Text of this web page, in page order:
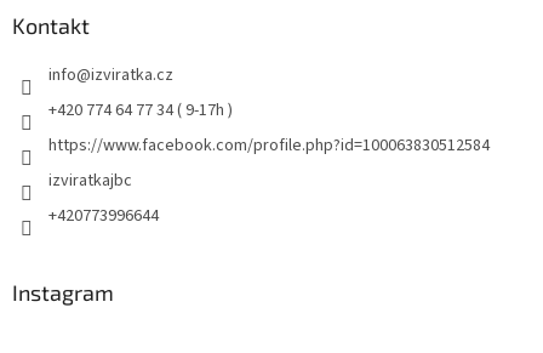
Kontakt
info@izviratka.cz
+420 774 64 77 34 ( 9-17h )
https://www.facebook.com/profile.php?id=100063830512584
izviratkajbc
+420773996644
Instagram